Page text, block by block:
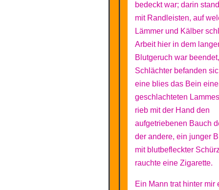
bedeckt war; darin
mit Randleisten, auf
Lämmer und Kälber
Arbeit hier in dem
Blutgeruch war
Schlächter befanden
eine blies das Bein
geschlachteten
rieb mit der Hand den
aufgetriebenen Bauch
der andere, ein junger
mit blutbefleckter
rauchte eine Zigarette.
Ein Mann trat hinter mir